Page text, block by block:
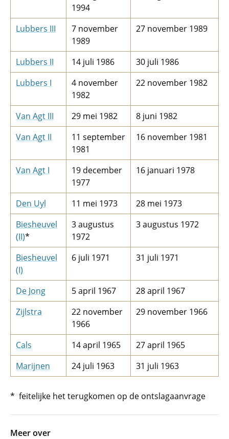
1994
Lubbers III
7 november
1989
27 november 1989
Lubbers II 14 juli 1986
30 juli 1986
Lubbers I
4 november
1982
22 november 1982
Van Agt III 29 mei 1982
8 juni 1982
Van Agt II
11 september
1981
16 november 1981
Van Agt I
19 december
1977
16 januari 1978
Den Uyl 11 mei 1973
28 mei 1973
Biesheuvel
(II)*
3 augustus
1972
3 augustus 1972
Biesheuvel
(I)
6 juli 1971 31 juli 1971
De Jong 5 april 1967
28 april 1967
Zijlstra
22 november
1966
29 november 1966
Cals 14 april 1965
27 april 1965
Marijnen
24 juli 1963 31 juli 1963
* feitelijke het terugkomen op de ontslagaanvrage
Meer over